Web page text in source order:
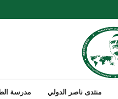
منتدى ناصر الدولي مدرسة